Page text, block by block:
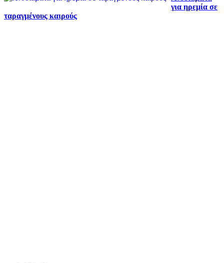
για ηρεμία σε
ταραγμένους καιρούς